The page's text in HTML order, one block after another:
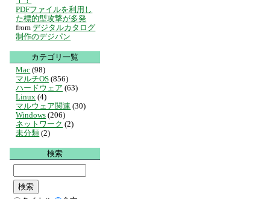
PDFファイルを利用し
た標的型攻撃が多発
from デジタルカタログ
制作のデジパン
カテゴリ一覧
Mac (98)
マルチOS (856)
ハードウェア (63)
Linux (4)
マルウェア関連 (30)
Windows (206)
ネットワーク (2)
未分類 (2)
検索